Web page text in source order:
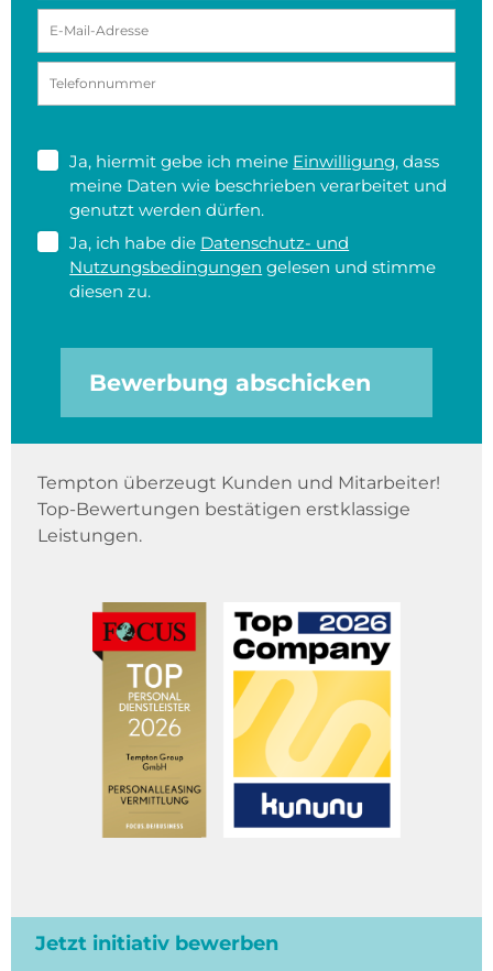
Ja, hiermit gebe ich meine Einwilligung, dass
meine Daten wie beschrieben verarbeitet und
genutzt werden dürfen.
Ja, ich habe die Datenschutz- und
Nutzungsbedingungen gelesen und stimme
diesen zu.
Bewerbung abschicken
Tempton überzeugt Kunden und Mitarbeiter!
Top-Bewertungen bestätigen erstklassige
Leistungen.
Jetzt initiativ bewerben